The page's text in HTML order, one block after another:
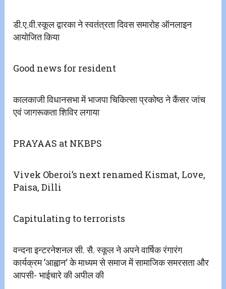
डी.ए.वी.स्कूल द्वारका ने स्वतंत्रता दिवस समारोह ऑनलाइन
आयोजित किया
Good news for resident
कालकाजी विधानसभा में भाजपा चिकित्सा प्रकोष्ठ ने कैंसर जांच
एवं जागरूकता शिविर लगाया
PRAYAAS at NKBPS
Vivek Oberoi’s next renamed Kismat, Love,
Paisa, Dilli
Capitulating to terrorists
वन्दना इन्टरनेशनल सी. सै. स्कूल ने अपने वार्षिक रंगारंग
कार्यक्रम ’आह्वान‘ के माध्यम से समाज में सामाजिक समरसता और
आपसी- भाईचारे की अपील की